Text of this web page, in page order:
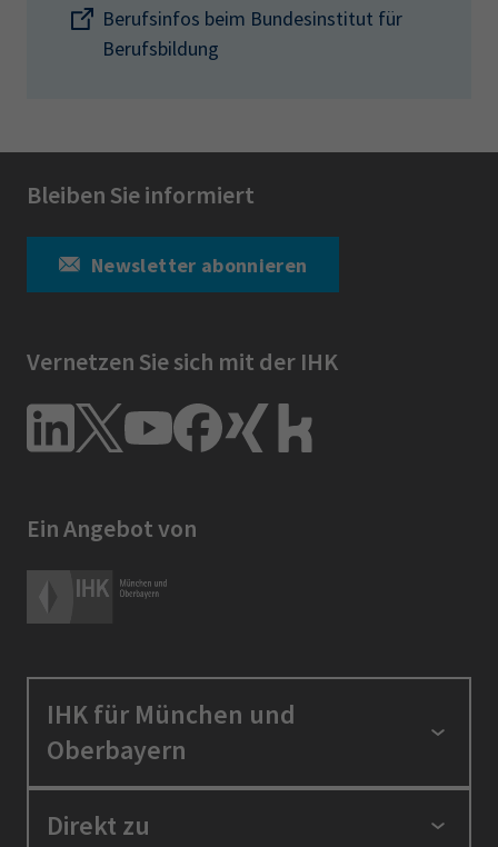
Berufsinfos beim Bundesinstitut für
Berufsbildung
Bleiben Sie informiert
Newsletter abonnieren
Vernetzen Sie sich mit der IHK
Ein Angebot von
IHK für München und
Oberbayern
Standortpolitik
Direkt zu